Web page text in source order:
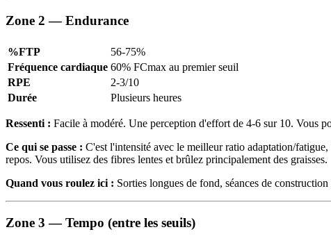
Zone 2 — Endurance
%FTP
56-75%
Fréquence cardiaque 60% FCmax au premier seuil
RPE
2-3/10
Durée
Plusieurs heures
Ressenti : Facile à modéré. Une perception d'effort de 4-6 sur 10. Vous
Ce qui se passe : C'est l'intensité avec le meilleur ratio adaptation/
repos. Vous utilisez des fibres lentes et brûlez principalement des graisses.
Quand vous roulez ici : Sorties longues de fond, séances de
Zone 3 — Tempo (entre les seuils)